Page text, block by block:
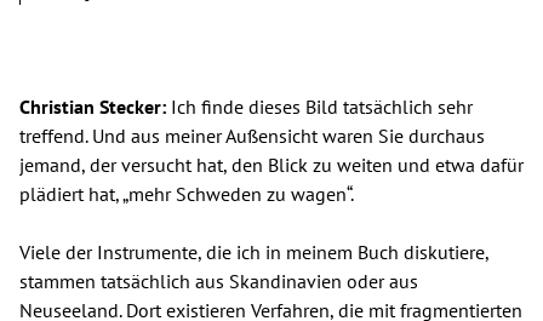
Christian Stecker: Ich finde dieses Bild tatsächlich sehr
treffend. Und aus meiner Außensicht waren Sie durchaus
jemand, der versucht hat, den Blick zu weiten und etwa dafür
plädiert hat, „mehr Schweden zu wagen“.
Viele der Instrumente, die ich in meinem Buch diskutiere,
stammen tatsächlich aus Skandinavien oder aus
Neuseeland. Dort existieren Verfahren, die mit fragmentierten